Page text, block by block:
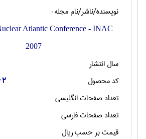
نویسنده/ناشر/نام مجله :
Atlantic Conference - INAC
2007
سال انتشار
کد محصول
تعداد صفحات انگليسی
تعداد صفحات فارسی
قیمت بر حسب ریال